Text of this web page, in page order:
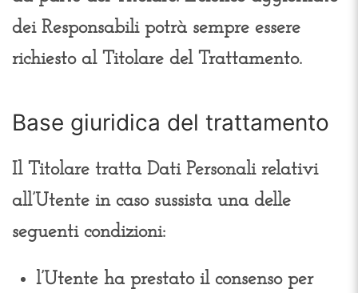
dei Responsabili potrà sempre essere
richiesto al Titolare del Trattamento.
Base giuridica del trattamento
Il Titolare tratta Dati Personali relativi
all’Utente in caso sussista una delle
seguenti condizioni:
l’Utente ha prestato il consenso per